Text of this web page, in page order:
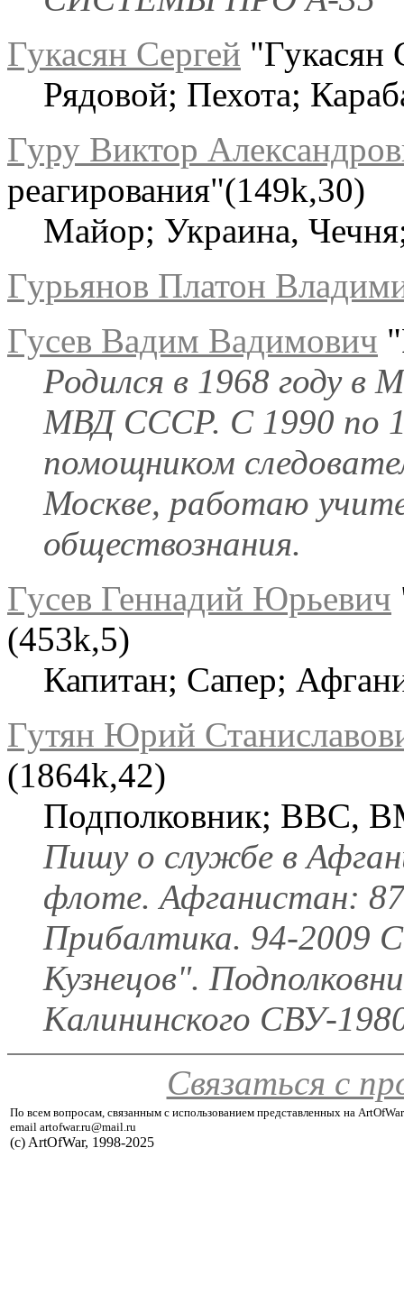
Гукасян Сергей "Гукасян
Рядовой; Пехота;
Гуру Виктор
реагирования"(149k,30)
Майор; Украина,
Гурьянов Платон
Гусев Вадим Вадимович
Родился в 1968 году в
МВД СССР. С 1990 по
помощником
Москве, работаю
обществознания.
Гусев Геннадий Юрьевич
(453k,5)
Капитан; Сапер;
Гутян Юрий
(1864k,42)
Подполковник; ВВС,
Пишу о службе в
флоте. Афганистан:
Прибалтика. 94-2009
Кузнецов".
Калининского СВУ-
Связаться с
По всем вопросам, связанным с использованием представленных на
email artofwar.ru@mail.ru
(с) ArtOfWar, 1998-2025